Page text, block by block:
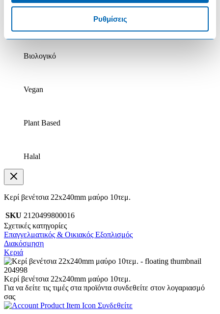
Ρυθμίσεις
Βιολογικό
Vegan
Plant Based
Halal
Κερί βενέτσια 22x240mm μαύρο 10τεμ.
SKU 2120499800016
Σχετικές κατηγορίες
Επαγγελματικός & Οικιακός Εξοπλισμός
Διακόσμηση
Κεριά
204998
Κερί βενέτσια 22x240mm μαύρο 10τεμ.
Για να δείτε τις τιμές στα προϊόντα συνδεθείτε στον λογαριασμό
σας
Συνδεθείτε